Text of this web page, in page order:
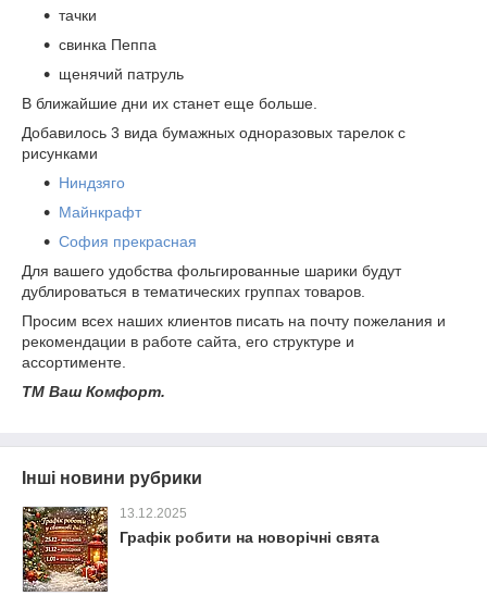
тачки
свинка Пеппа
щенячий патруль
В ближайшие дни их станет еще больше.
Добавилось 3 вида бумажных одноразовых тарелок с
рисунками
Ниндзяго
Майнкрафт
София прекрасная
Для вашего удобства фольгированные шарики будут
дублироваться в тематических группах товаров.
Просим всех наших клиентов писать на почту пожелания и
рекомендации в работе сайта, его структуре и
ассортименте.
ТМ Ваш Комфорт.
Інші новини рубрики
13.12.2025
Графік робити на новорічні свята